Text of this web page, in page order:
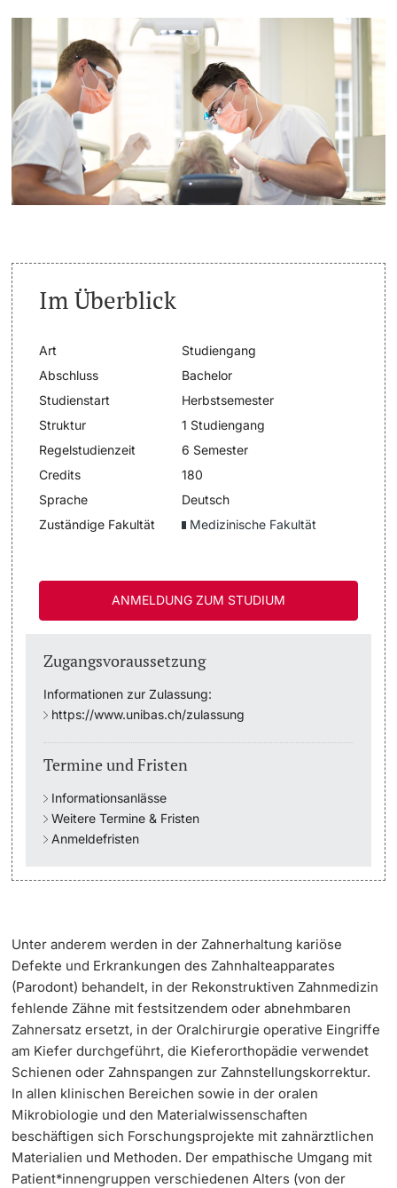
weitere Informationen
Fördernde & Alumni
Dozierende
Studienfachberatung
Fünf Gründe, in Basel zu studieren
Im Studium
Vorlesungsverzeichnis
Termine & Fristen
Dokumente und Verifikation
«Start Smart»-Week
Mobilität
Campus Credits
Campus Stories
Hörerinnen/Hörer
Student Life
Beratung & Support
Studienfachberatung
Studienberatung
Studienfinanzierung
Berufseinstieg & Laufbahnberatung
Militär- & Zivildienst
Inklusive Universität
Koordinationsstelle für Geflüchtete
Beratungswegweiser
Langes Studium
Lernen & Lehren
Im Überblick
Art
Studiengang
Abschluss
Bachelor
Studienstart
Herbstsemester
Struktur
1 Studiengang
Regelstudienzeit
6 Semester
Credits
180
Sprache
Deutsch
Zuständige Fakultät
Medizinische Fakultät
ANMELDUNG ZUM STUDIUM
Zugangsvoraussetzung
Informationen zur Zulassung:
https://www.unibas.ch/zulassung
Termine und Fristen
Informationsanlässe
Weitere Termine & Fristen
Anmeldefristen
Unter anderem werden in der Zahnerhaltung kariöse
Defekte und Erkrankungen des Zahnhalteapparates
(Parodont) behandelt, in der Rekonstruktiven Zahnmedizin
fehlende Zähne mit festsitzendem oder abnehmbaren
Zahnersatz ersetzt, in der Oralchirurgie operative Eingriffe
am Kiefer durchgeführt, die Kieferorthopädie verwendet
Schienen oder Zahnspangen zur Zahnstellungskorrektur.
In allen klinischen Bereichen sowie in der oralen
Mikrobiologie und den Materialwissenschaften
beschäftigen sich Forschungsprojekte mit zahnärztlichen
Materialien und Methoden. Der empathische Umgang mit
Patient*innengruppen verschiedenen Alters (von der